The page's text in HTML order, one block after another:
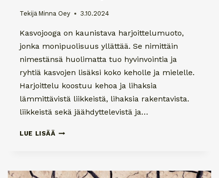
Tekijä Minna Oey 3.10.2024
Kasvojooga on kaunistava harjoittelumuoto,
jonka monipuolisuus yllättää. Se nimittäin
nimestänsä huolimatta tuo hyvinvointia ja
ryhtiä kasvojen lisäksi koko keholle ja mielelle.
Harjoittelu koostuu kehoa ja lihaksia
lämmittävistä liikkeistä, lihaksia rakentavista.
liikkeistä sekä jäähdyttelevistä ja…
LUE LISÄÄ KASVOJOOGALLA
IHOLLE,